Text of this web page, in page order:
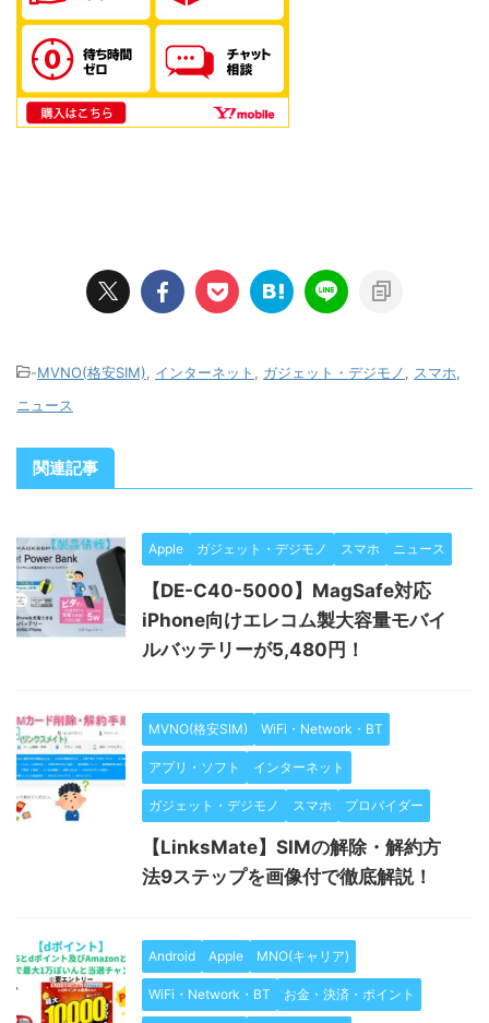
-MVNO(格安SIM) インターネット ガジェット・デジモノ スマホ
ニュース
関連記事
Apple ガジェット・デジモノ スマホ ニュース
【DE-C40-5000】MagSafe対応
iPhone向けエレコム製大容量モバイ
ルバッテリーが5,480円！
MVNO(格安SIM) WiFi・Network・BT
アプリ・ソフト インターネット
ガジェット・デジモノ スマホ プロバイダー
【LinksMate】SIMの解除・解約方
法9ステップを画像付で徹底解説！
Android Apple MNO(キャリア)
WiFi・Network・BT お金・決済・ポイント